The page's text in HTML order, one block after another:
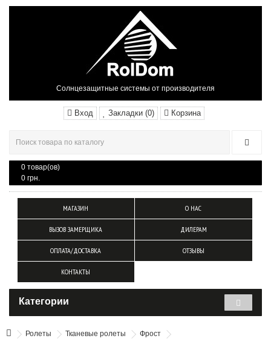
Солнцезащитные системы от производителя
Вход Закладки (0) Корзина
0 товар(ов)
0 грн.
МАГАЗИН О НАС
ВЫЗОВ ЗАМЕРЩИКА ДИЛЕРАМ
ОПЛАТА/ДОСТАВКА ОТЗЫВЫ
КОНТАКТЫ
Категории
Ролеты Тканевые ролеты Фрост